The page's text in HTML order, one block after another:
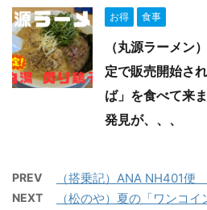
お得 食事
（丸源ラーメ
定で販売開始さ
ば」を食べて来
発見が、、、
PREV （搭乗記）ANA NH401
NEXT
（松のや）夏の「ワンコ